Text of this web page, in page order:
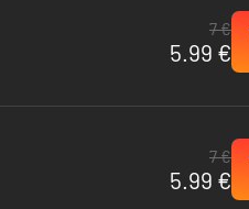
7 €
5.99 €
7 €
5.99 €